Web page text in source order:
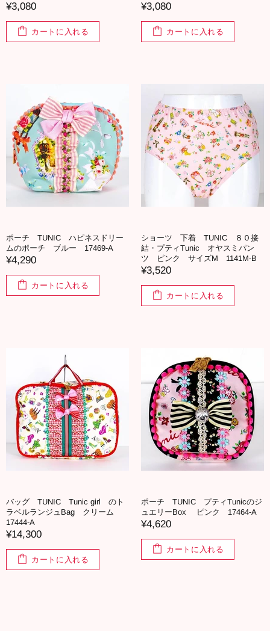
¥3,080
カートに入れる
¥3,080
カートに入れる
ポーチ TUNIC ハピネスドリー
ムのポーチ ブルー 17469-A
¥4,290
カートに入れる
ショーツ 下着 TUNIC ８０接
結・プティTunic オヤスミパン
ツ ピンク サイズM 1141M-B
¥3,520
カートに入れる
バッグ TUNIC Tunic girl のト
ラベルランジュBag クリーム
17444-A
¥14,300
カートに入れる
ポーチ TUNIC プティTunicのジ
ュエリーBox ピンク 17464-A
¥4,620
カートに入れる